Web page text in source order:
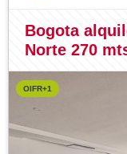
Bogota
Norte 270
OIFR+1